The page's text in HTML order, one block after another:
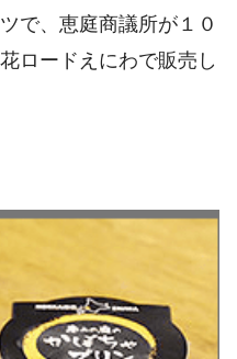
で、恵庭商議所が１０
ロードえにわで販売し